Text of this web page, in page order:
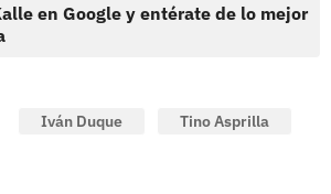
en Google y entérate de lo mejor
Iván Duque Tino Asprilla